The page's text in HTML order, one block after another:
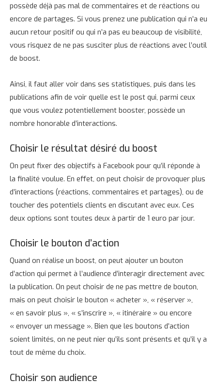
possède déjà pas mal de commentaires et de réactions ou
encore de partages. Si vous prenez une publication qui n’a eu
aucun retour positif ou qui n’a pas eu beaucoup de visibilité,
vous risquez de ne pas susciter plus de réactions avec l’outil
de boost.
Ainsi, il faut aller voir dans ses statistiques, puis dans les
publications afin de voir quelle est le post qui, parmi ceux
que vous voulez potentiellement booster, possède un
nombre honorable d’interactions.
Choisir le résultat désiré du boost
On peut fixer des objectifs à Facebook pour qu’il réponde à
la finalité voulue. En effet, on peut choisir de provoquer plus
d’interactions (réactions, commentaires et partages), ou de
toucher des potentiels clients en discutant avec eux. Ces
deux options sont toutes deux à partir de 1 euro par jour.
Choisir le bouton d’action
Quand on réalise un boost, on peut ajouter un bouton
d’action qui permet à l’audience d’interagir directement avec
la publication. On peut choisir de ne pas mettre de bouton,
mais on peut choisir le bouton « acheter », « réserver »,
« en savoir plus », « s’inscrire », « itinéraire » ou encore
« envoyer un message ». Bien que les boutons d’action
soient limités, on ne peut nier qu’ils sont présents et qu’il y a
tout de même du choix.
Choisir son audience